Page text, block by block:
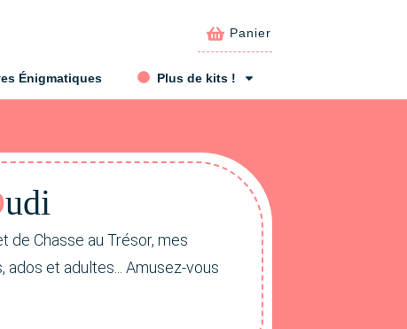
Panier
Énigmatiques Plus de kits !
udi
de Chasse au Trésor, mes
et adultes... Amusez-vous